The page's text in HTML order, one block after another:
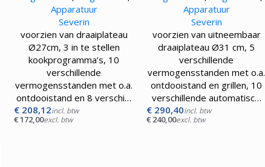
Apparatuur
Severin
voorzien van draaiplateau
Ø27cm, 3 in te stellen
kookprogramma’s, 10
verschillende
vermogensstanden met o.a.
ontdooistand en 8 verschi…
€208,12incl. btw
€172,00excl. btw
Apparatuur
Severin
voorzien van uitneembaar
draaiplateau Ø31 cm, 5
verschillende
vermogensstanden met o.a.
ontdooistand en grillen, 10
verschillende automatisc…
€290,40incl. btw
€240,00excl. btw